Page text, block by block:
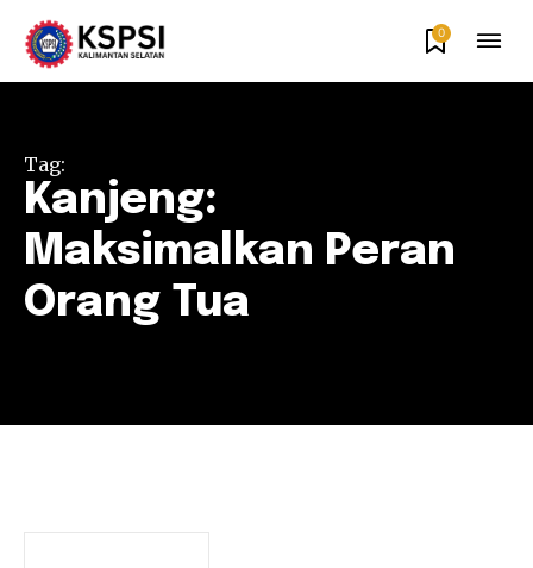
0
Tag:
Kanjeng:
Maksimalkan Peran
Orang Tua